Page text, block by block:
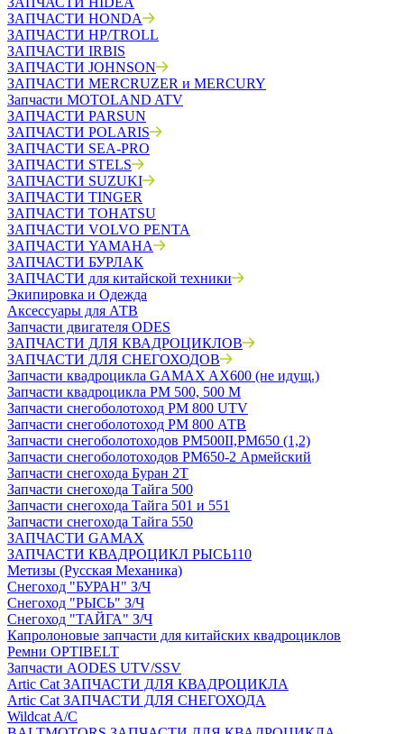
ЗАПЧАСТИ HONDA
ЗАПЧАСТИ HP/TROLL
ЗАПЧАСТИ IRBIS
ЗАПЧАСТИ JOHNSON
ЗАПЧАСТИ MERCRUZER и MERCURY
Запчасти MOTOLAND ATV
ЗАПЧАСТИ PARSUN
ЗАПЧАСТИ POLARIS
ЗАПЧАСТИ SEA-PRO
ЗАПЧАСТИ STELS
ЗАПЧАСТИ SUZUKI
ЗАПЧАСТИ TINGER
ЗАПЧАСТИ TOHATSU
ЗАПЧАСТИ VOLVO PENTA
ЗАПЧАСТИ YAMAHA
ЗАПЧАСТИ БУРЛАК
ЗАПЧАСТИ для китайской техники
Экипировка и Одежда
Аксессуары для АТВ
Запчасти двигателя ODES
ЗАПЧАСТИ ДЛЯ КВАДРОЦИКЛОВ
ЗАПЧАСТИ ДЛЯ СНЕГОХОДОВ
Запчасти квадроцикла GAMAX AX600 (не идущ.)
Запчасти квадроцикла РМ 500, 500 М
Запчасти снегоболотоход РМ 800 UTV
Запчасти снегоболотоход РМ 800 АТВ
Запчасти снегоболотоходов РМ500II,РМ650 (1,2)
Запчасти снегоболотоходов РМ650-2 Армейский
Запчасти снегохода Буран 2Т
Запчасти снегохода Тайга 500
Запчасти снегохода Тайга 501 и 551
Запчасти снегохода Тайга 550
ЗАПЧАСТИ GAMAX
ЗАПЧАСТИ КВАДРОЦИКЛ РЫСЬ110
Метизы (Русская Механика)
Снегоход "БУРАН" З/Ч
Снегоход "РЫСЬ" З/Ч
Снегоход "ТАЙГА" З/Ч
Капролоновые запчасти для китайских квадроциклов
Ремни OPTIBELT
Запчасти AODES UTV/SSV
Artic Cat ЗАПЧАСТИ ДЛЯ КВАДРОЦИКЛА
Artic Cat ЗАПЧАСТИ ДЛЯ СНЕГОХОДА
Wildcat A/C